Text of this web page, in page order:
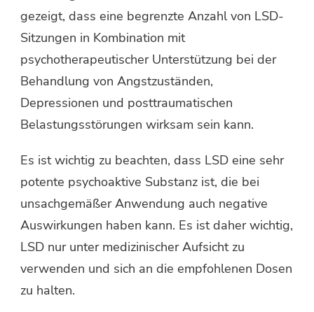
gezeigt, dass eine begrenzte Anzahl von LSD-
Sitzungen in Kombination mit
psychotherapeutischer Unterstützung bei der
Behandlung von Angstzuständen,
Depressionen und posttraumatischen
Belastungsstörungen wirksam sein kann.
Es ist wichtig zu beachten, dass LSD eine sehr
potente psychoaktive Substanz ist, die bei
unsachgemäßer Anwendung auch negative
Auswirkungen haben kann. Es ist daher wichtig,
LSD nur unter medizinischer Aufsicht zu
verwenden und sich an die empfohlenen Dosen
zu halten.